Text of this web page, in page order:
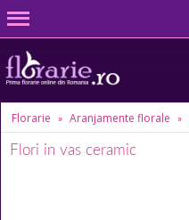
Florarie » Aranjamente florale »
Flori in vas ceramic